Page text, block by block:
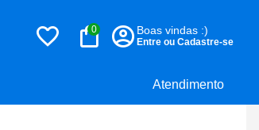
Atendimento
0 Boas vindas :)
Entre ou Cadastre-se